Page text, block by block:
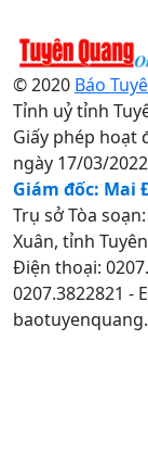
© 2020 Báo
Tỉnh uỷ tỉnh
Giấy phép hoạt
ngày 17/03/2022
Giám đốc: Mai
Trụ sở Tòa
Xuân, tỉnh
Điện thoại:
0207.3822821 -